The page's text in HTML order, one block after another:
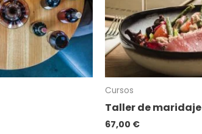
Cursos
Taller de maridaje
67,00 €